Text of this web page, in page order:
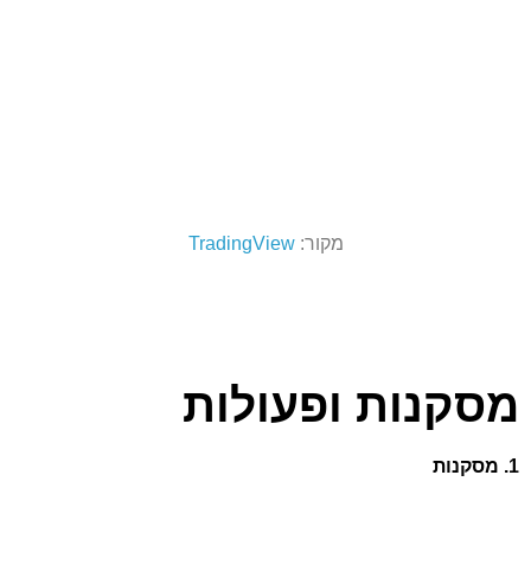
מקור:TradingView
מסקנות ופעולות
1. מסקנות